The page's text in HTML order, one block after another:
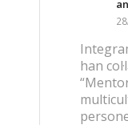
han